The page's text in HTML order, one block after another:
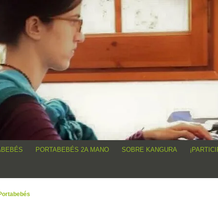
anécdotas de porteo, sorteos, concursos, artículos,
PORTABEBÉS 2A MANO SOBRE KANGURA